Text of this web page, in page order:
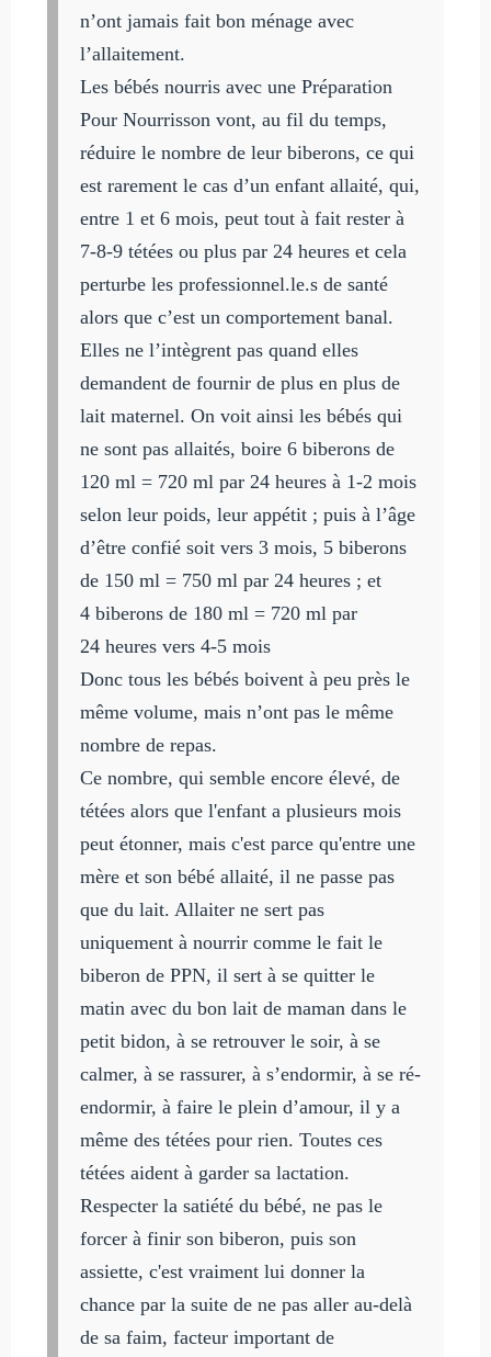
n’ont jamais fait bon ménage avec
l’allaitement.
Les bébés nourris avec une Préparation
Pour Nourrisson vont, au fil du temps,
réduire le nombre de leur biberons, ce qui
est rarement le cas d’un enfant allaité, qui,
entre 1 et 6 mois, peut tout à fait rester à
7-8-9 tétées ou plus par 24 heures et cela
perturbe les professionnel.le.s de santé
alors que c’est un comportement banal.
Elles ne l’intègrent pas quand elles
demandent de fournir de plus en plus de
lait maternel. On voit ainsi les bébés qui
ne sont pas allaités, boire 6 biberons de
120 ml = 720 ml par 24 heures à 1-2 mois
selon leur poids, leur appétit ; puis à l’âge
d’être confié soit vers 3 mois, 5 biberons
de 150 ml = 750 ml par 24 heures ; et
4 biberons de 180 ml = 720 ml par
24 heures vers 4-5 mois
Donc tous les bébés boivent à peu près le
même volume, mais n’ont pas le même
nombre de repas.
Ce nombre, qui semble encore élevé, de
tétées alors que l'enfant a plusieurs mois
peut étonner, mais c'est parce qu'entre une
mère et son bébé allaité, il ne passe pas
que du lait. Allaiter ne sert pas
uniquement à nourrir comme le fait le
biberon de PPN, il sert à se quitter le
matin avec du bon lait de maman dans le
petit bidon, à se retrouver le soir, à se
calmer, à se rassurer, à s’endormir, à se ré-
endormir, à faire le plein d’amour, il y a
même des tétées pour rien. Toutes ces
tétées aident à garder sa lactation.
Respecter la satiété du bébé, ne pas le
forcer à finir son biberon, puis son
assiette, c'est vraiment lui donner la
chance par la suite de ne pas aller au-delà
de sa faim, facteur important de